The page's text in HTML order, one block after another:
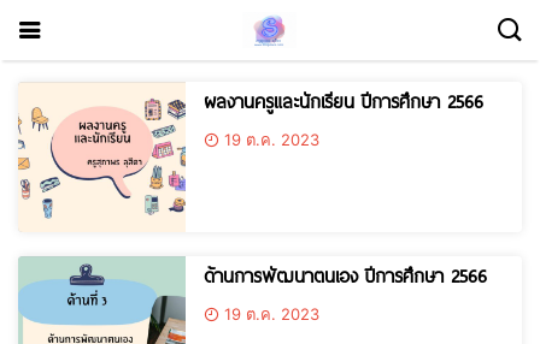
ผลงานครูและนักเรียน ปีการศึกษา 2566
19 ต.ค. 2023
ด้านการพัฒนาตนเอง ปีการศึกษา 2566
19 ต.ค. 2023